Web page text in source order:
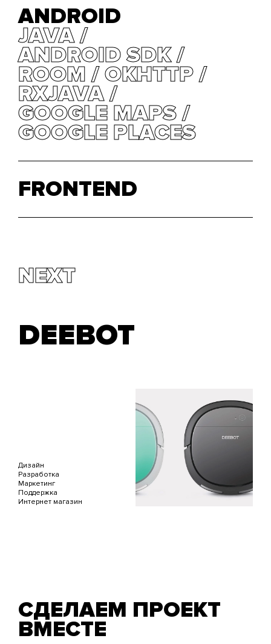
ANDROID
JAVA
ANDROID SDK
ROOM OKHTTP
RXJAVA
GOOGLE MAPS
GOOGLE PLACES
JAVA
ANDROID SDK
ROOM OKHTTP
RXJAVA
GOOGLE MAPS
GOOGLE PLACES
FRONTEND
NEXT
DEEBOT
Дизайн
Разработка
Маркетинг
Поддержка
Интернет магазин
СДЕЛАЕМ ПРОЕКТ
ВМЕСТЕ